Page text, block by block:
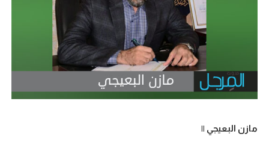
مازن البعيجي ||